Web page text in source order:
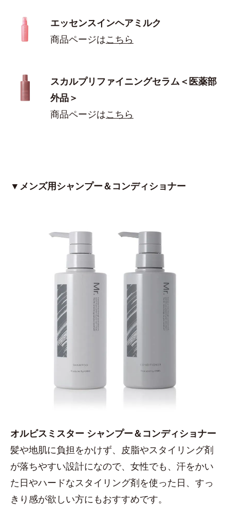
エッセンスインヘアミルク
商品ページはこちら
スカルプリファイニングセラム＜医薬部
外品＞
商品ページはこちら
▼メンズ用シャンプー＆コンディショナー
オルビスミスター シャンプー＆コンディショナー
髪や地肌に負担をかけず、皮脂やスタイリング剤
が落ちやすい設計になので、女性でも、汗をかい
た日やハードなスタイリング剤を使った日、すっ
きり感が欲しい方にもおすすめです。